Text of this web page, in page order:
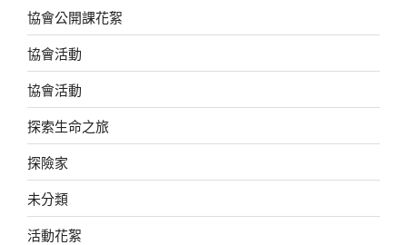
協會公開課花絮
協會活動
協會活動
探索生命之旅
探險家
未分類
活動花絮